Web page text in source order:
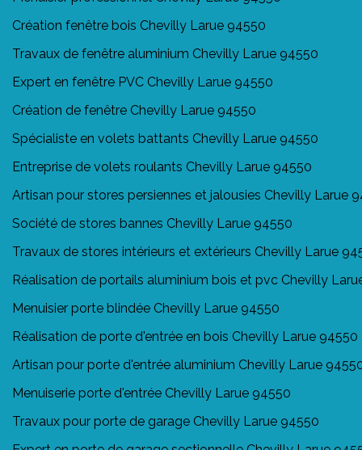
Création fenêtre bois Chevilly Larue 94550
Travaux de fenêtre aluminium Chevilly Larue 94550
Expert en fenêtre PVC Chevilly Larue 94550
Création de fenêtre Chevilly Larue 94550
Spécialiste en volets battants Chevilly Larue 94550
Entreprise de volets roulants Chevilly Larue 94550
Artisan pour stores persiennes et jalousies Chevilly Larue
Société de stores bannes Chevilly Larue 94550
Travaux de stores intérieurs et extérieurs Chevilly Larue
Réalisation de portails aluminium bois et pvc Chevilly
Menuisier porte blindée Chevilly Larue 94550
Réalisation de porte d'entrée en bois Chevilly Larue 94550
Artisan pour porte d'entrée aluminium Chevilly Larue
Menuiserie porte d'entrée Chevilly Larue 94550
Travaux pour porte de garage Chevilly Larue 94550